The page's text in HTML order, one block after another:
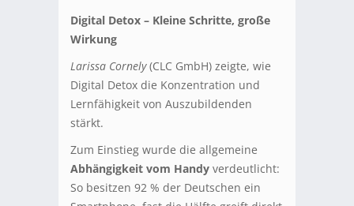
Digital Detox – Kleine Schritte, große
Wirkung
Larissa Cornely(CLC GmbH) zeigte, wie
Digital Detox die Konzentration und
Lernfähigkeit von Auszubildenden
stärkt.
Zum Einstieg wurde die allgemeine
Abhängigkeit vom Handy verdeutlicht:
So besitzen 92 % der Deutschen ein